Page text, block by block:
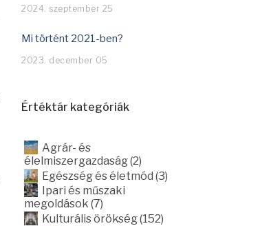
2024. szeptember 25
Mi történt 2021-ben?
2023. december 05
Értéktár kategóriák
Agrár- és
élelmiszergazdaság (2)
Egészség és életmód (3)
Ipari és műszaki
megoldások (7)
Kulturális örökség (152)